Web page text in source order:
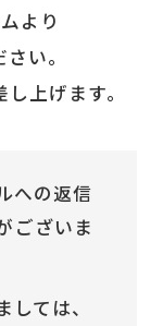
より
い。
上げます。
への返信
ございま
ては、